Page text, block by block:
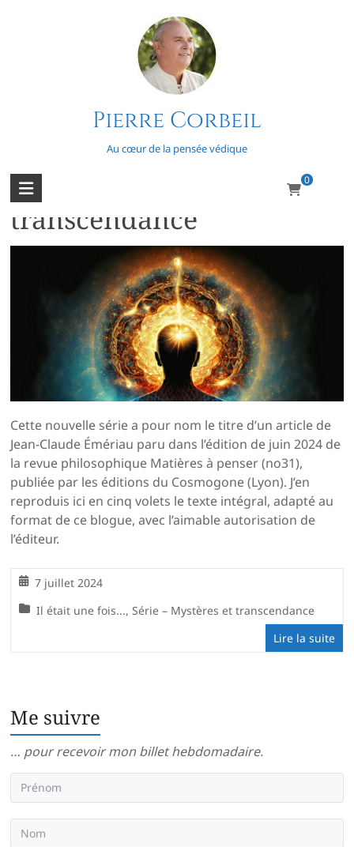
Pierre Corbeil
Au cœur de la pensée védique
0
Mystères et
transcendance
Cette nouvelle série a pour nom le titre d’un article de
Jean-Claude Émériau paru dans l’édition de juin 2024 de
la revue philosophique Matières à penser (no31),
publiée par les éditions du Cosmogone (Lyon). J’en
reproduis ici en cinq volets le texte intégral, adapté au
format de ce blogue, avec l’aimable autorisation de
l’éditeur.
7 juillet 2024
Il était une fois..., Série – Mystères et transcendance
Lire la suite
Me suivre
… pour recevoir mon billet hebdomadaire.